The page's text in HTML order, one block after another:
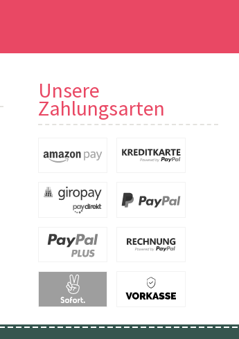
Unsere
Zahlungsarten